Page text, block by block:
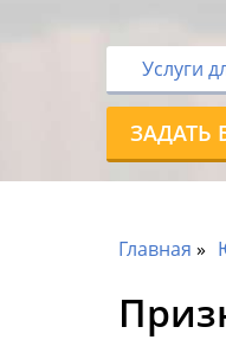
Услуги
ЗАДАТЬ
Главная